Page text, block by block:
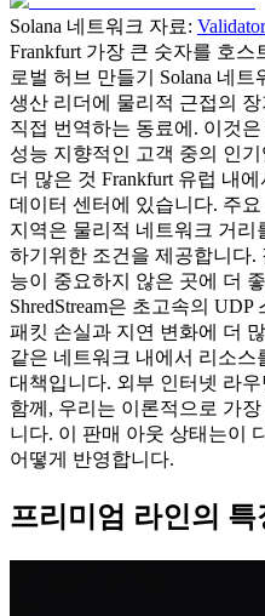
Solana 네트워크 자료:
Frankfurt 가장 큰 숫자를 호스
로벌 허브 만들기 Solana 네
생산 리더에 물리적 근접의
직접 번역하는 동료에. 이것
성능 지향적인 고객 중의 인
더 많은 것 Frankfurt 유럽 내
데이터 센터에 있습니다. 주
지역은 물리적 네트워크 거
하기위한 조건을 제공합니다.
능이 중요하지 않은 곳에 더
ShredStream은 초고속의
패킷 손실과 지연 변화에 더
같은 네트워크 내에서 리소스
대책입니다. 외부 인터넷 라
함께, 우리는 이론적으로 가
니다. 이 판매 아웃 상태는이
어떻게 반영합니다.
프리미엄 라인의 특